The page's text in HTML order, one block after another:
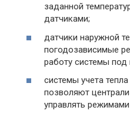
заданной
датчиками;
датчики наружной
погодозависимые
работу системы под
системы учета
позволяют
управлять